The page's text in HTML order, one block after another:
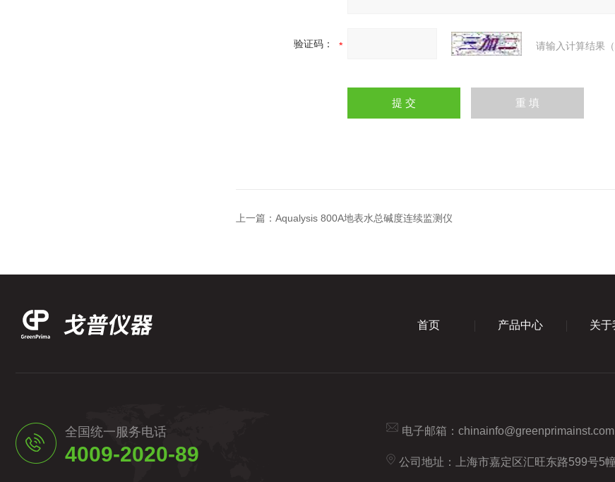
验证码： 请输入计算结果
上一篇： Aqualysis 800A地表水总碱度连续监测仪
首页 产品中心 关于
全国统一服务电话
4009-2020-89
电子邮箱： chinainfo@greenprimainst.com
公司地址：上海市嘉定区汇旺东路599号5